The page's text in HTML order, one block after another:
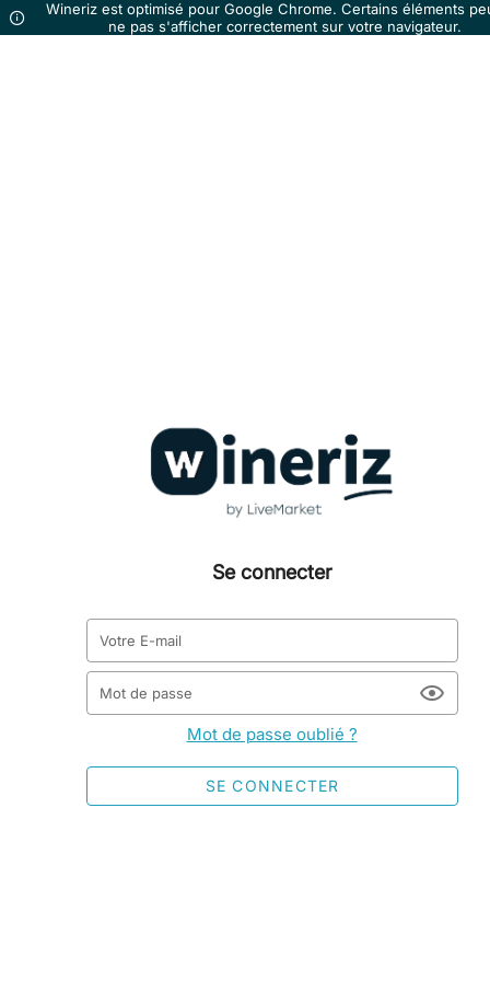
Wineriz est optimisé pour Google Chrome. Certains éléments
ne pas s'afficher correctement sur votre navigateur.
Se connecter
Votre E-mail
Mot de passe
Mot de passe oublié ?
SE CONNECTER